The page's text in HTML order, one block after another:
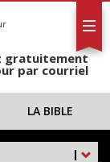
gratuitement
par courriel
LA BIBLE
|